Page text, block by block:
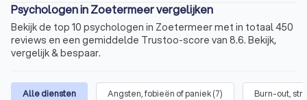
Psychologen in Zoetermeer vergelijken
Bekijk de top 10 psychologen in Zoetermeer met in totaal 450
reviews en een gemiddelde Trustoo-score van 8.6. Bekijk,
vergelijk & bespaar.
Alle diensten Angsten, fobieën of paniek(7) Burn-out,